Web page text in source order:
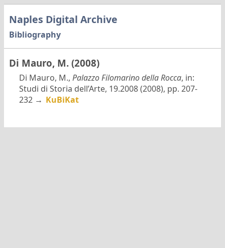
Naples Digital Archive
Bibliography
Di Mauro, M. (2008)
Di Mauro, M., Palazzo Filomarino della Rocca, in:
Studi di Storia dell’Arte, 19.2008 (2008), pp. 207-
232 → KuBiKat